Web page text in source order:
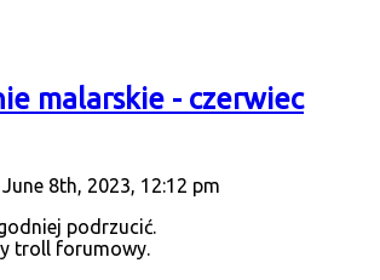
malarskie - czerwiec
June 8th, 2023, 12:12 pm
podrzucić.
troll forumowy.